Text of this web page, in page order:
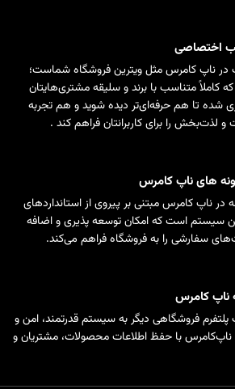
اختصاصی
در ناپ کامرس مثل ویترین فروشگاه شماست؛
کاملاً متناسب با برند و سلیقه مشتری‌هایتان
تا هم حرفه‌ای‌تر دیده شوید و هم تجربه
لذت‌بخش را برای کاربرانتان فراهم کند .
های ناپ کامرس
در ناپ کامرس مبتنی بر پیروی از استانداردهای
سیستم است که امکان توسعه پذیری و اضافه
سفارشی را به فروشگاه فراهم می‌کند.
ناپ کامرس
پلتفرم فروشگاهی دیگر به سیستم قدرتمند، امن و
با حفظ اطلاعات محصولات، مشتریان و